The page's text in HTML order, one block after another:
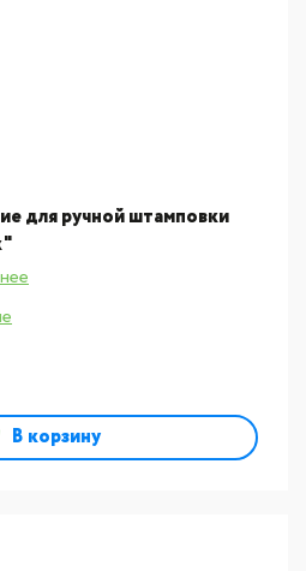
для ручной штамповки
В корзину